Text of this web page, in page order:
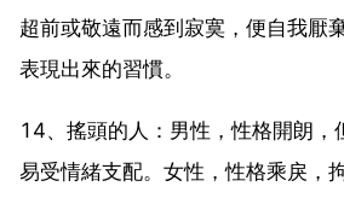
超前或敬遠而感到寂寞，便自我厭
表現出來的習慣。
14、搖頭的人：男性，性格開朗，
易受情緒支配。女性，性格乘戾，